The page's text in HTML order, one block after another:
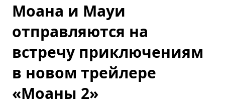
Моана и Мауи
отправляются на
встречу приключениям
в новом трейлере
«Моаны 2»